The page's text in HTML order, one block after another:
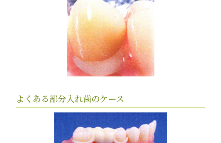
よくある部分入れ歯のケース